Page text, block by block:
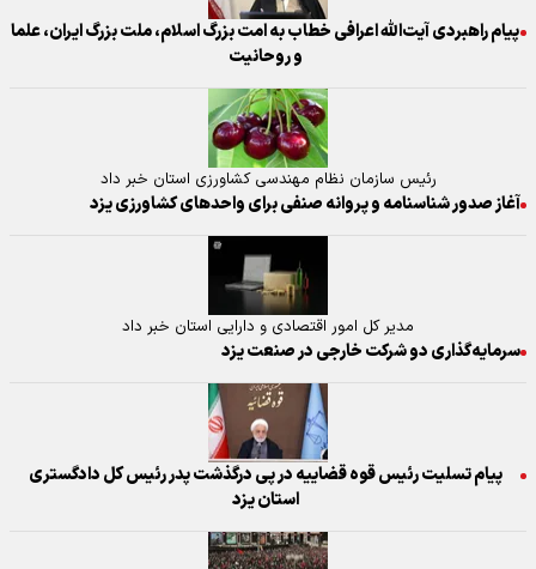
پیام راهبردی آیت‌الله اعرافی خطاب به امت بزرگ اسلام، ملت بزرگ ایران، علما
و روحانیت
رئیس سازمان نظام مهندسی کشاورزی استان خبر داد
آغاز صدور شناسنامه و پروانه صنفی برای واحدهای کشاورزی یزد
مدیر کل امور اقتصادی و دارایی استان خبر داد
سرمایه‌گذاری دو شرکت خارجی در صنعت یزد
پیام تسلیت رئیس قوه قضاییه در پی درگذشت پدر رئیس کل دادگستری
استان یزد